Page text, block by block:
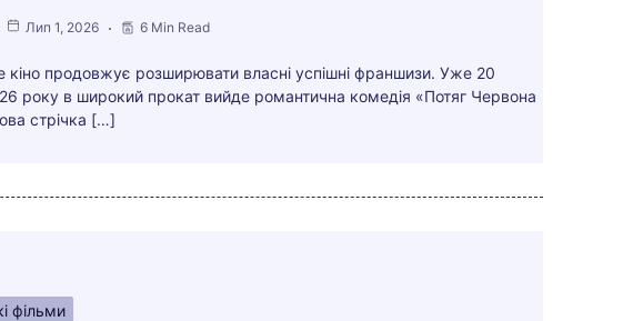
Лип 1, 2026 6 Min Read
кіно продовжує розширювати власні успішні франшизи. Уже 20
року в широкий прокат вийде романтична комедія «Потяг Червона
стрічка […]
фільми